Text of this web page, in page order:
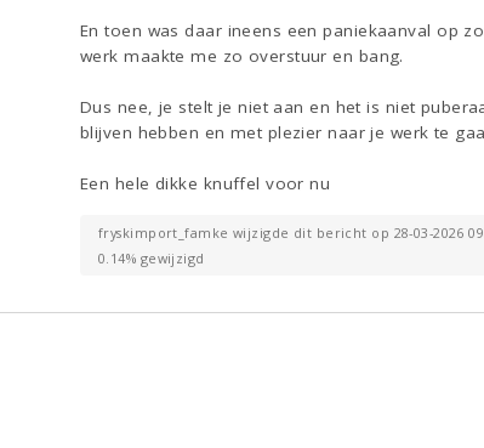
En toen was daar ineens een paniekaanval op
werk maakte me zo overstuur en bang.
Dus nee, je stelt je niet aan en het is niet
blijven hebben en met plezier naar je werk te
Een hele dikke knuffel voor nu
fryskimport_famke wijzigde dit bericht op 28-03-2026
0.14% gewijzigd